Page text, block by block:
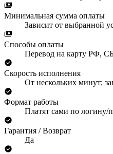
Минимальная сумма оплаты
Зависит от выбранной
Способы оплаты
Перевод на карту РФ,
Скорость исполнения
От нескольких минут;
Формат работы
Платят сами по логину/
Гарантия / Возврат
Да